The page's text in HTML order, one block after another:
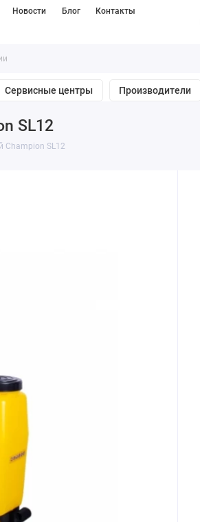
Новости Блог Контакты
Сервисные центры Производители
SL12
Champion SL12